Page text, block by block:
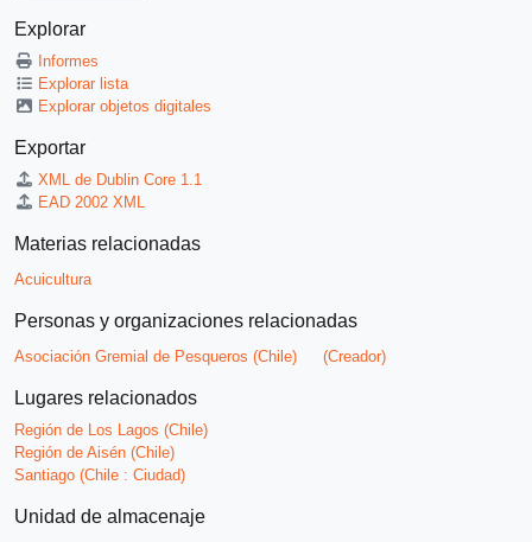
Explorar
Informes
Explorar lista
Explorar objetos digitales
Exportar
XML de Dublin Core 1.1
EAD 2002 XML
Materias relacionadas
Acuicultura
Personas y organizaciones relacionadas
Asociación Gremial de Pesqueros (Chile) (Creador)
Lugares relacionados
Región de Los Lagos (Chile)
Región de Aisén (Chile)
Santiago (Chile : Ciudad)
Unidad de almacenaje